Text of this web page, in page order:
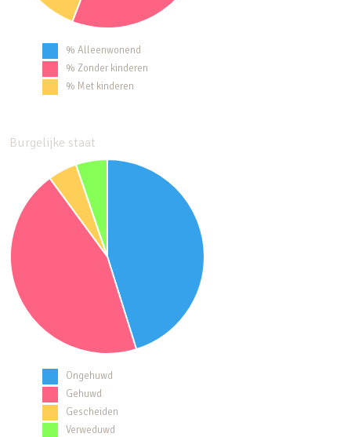
% Alleenwonend
% Zonder kinderen
% Met kinderen
Burgelijke staat
Ongehuwd
Gehuwd
Gescheiden
Verweduwd